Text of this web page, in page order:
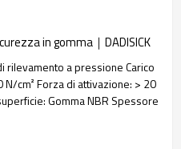
in gomma｜DADISICK
a pressione Carico
cm² Forza di attivazione: > 20
Gomma NBR Spessore